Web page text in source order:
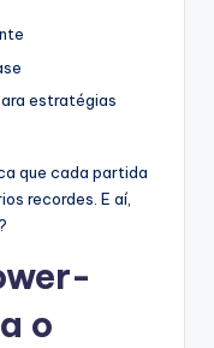
estratégias
que cada partida
recordes. E aí,
o